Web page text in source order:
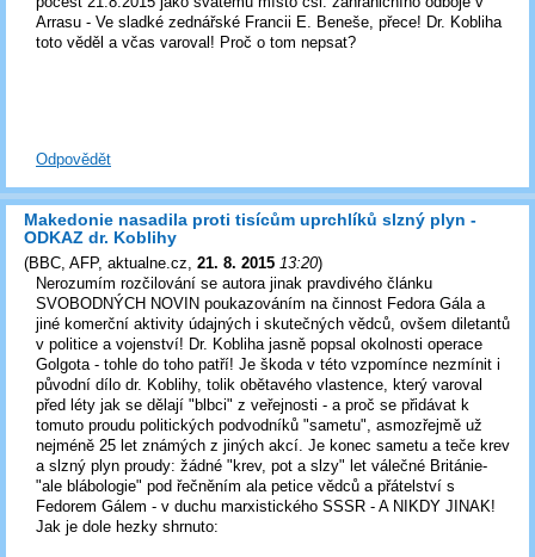
Arrasu - Ve sladké zednářské Francii E. Beneše, přece! Dr. Kobliha
toto věděl a včas varoval! Proč o tom nepsat?
Odpovědět
Makedonie nasadila proti tisícům uprchlíků slzný plyn -
ODKAZ dr. Koblihy
(BBC, AFP, aktualne.cz, 21. 8. 2015 13:20)
Nerozumím rozčilování se autora jinak pravdivého článku
SVOBODNÝCH NOVIN poukazováním na činnost Fedora Gála a
jiné komerční aktivity údajných i skutečných vědců, ovšem diletantů
v politice a vojenství! Dr. Kobliha jasně popsal okolnosti operace
Golgota - tohle do toho patří! Je škoda v této vzpomínce nezmínit i
původní dílo dr. Koblihy, tolik obětavého vlastence, který varoval
před léty jak se dělají "blbci" z veřejnosti - a proč se přidávat k
tomuto proudu politických podvodníků "sametu", asmozřejmě už
nejméně 25 let známých z jiných akcí. Je konec sametu a teče krev
a slzný plyn proudy: žádné "krev, pot a slzy" let válečné Británie-
"ale blábologie" pod řečněním ala petice vědců a přátelství s
Fedorem Gálem - v duchu marxistického SSSR - A NIKDY JINAK!
Jak je dole hezky shrnuto: